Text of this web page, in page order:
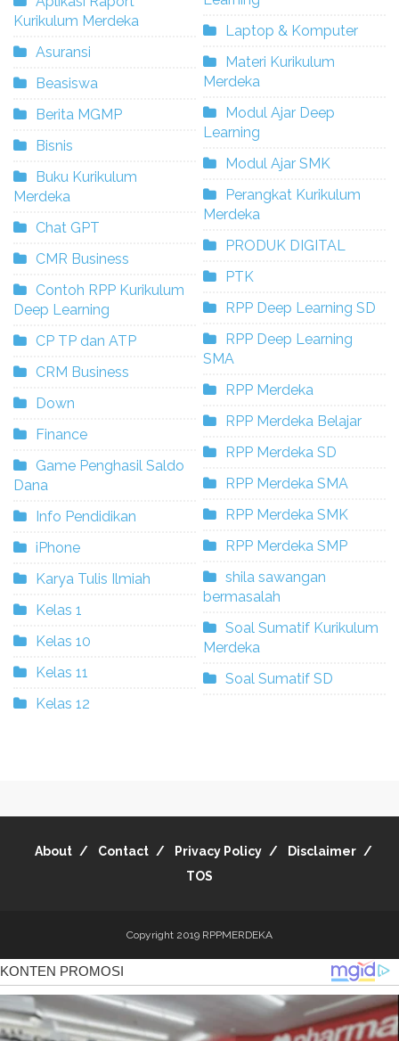
Kurikulum Merdeka
Asuransi
Beasiswa
Berita MGMP
Bisnis
Buku Kurikulum
Merdeka
Chat GPT
CMR Business
Contoh RPP Kurikulum
Deep Learning
CP TP dan ATP
CRM Business
Down
Finance
Game Penghasil Saldo
Dana
Info Pendidikan
iPhone
Karya Tulis Ilmiah
Kelas 1
Kelas 10
Kelas 11
Kelas 12
Laptop & Komputer
Materi Kurikulum
Merdeka
Modul Ajar Deep
Learning
Modul Ajar SMK
Perangkat Kurikulum
Merdeka
PRODUK DIGITAL
PTK
RPP Deep Learning SD
RPP Deep Learning
SMA
RPP Merdeka
RPP Merdeka Belajar
RPP Merdeka SD
RPP Merdeka SMA
RPP Merdeka SMK
RPP Merdeka SMP
shila sawangan
bermasalah
Soal Sumatif Kurikulum
Merdeka
Soal Sumatif SD
About Contact Privacy Policy
Disclaimer
TOS
Copyright 2019 RPPMERDEKA